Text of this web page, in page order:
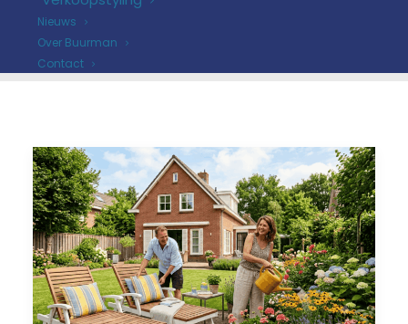
Nieuws
Over Buurman
Contact